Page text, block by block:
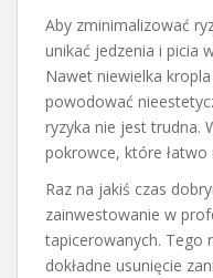
Aby zminimalizować
unikać jedzenia i picia
Nawet niewielka
powodować
ryzyka nie jest trudna.
pokrowce, które
Raz na jakiś czas
zainwestowanie w
tapicerowanych. Tego
dokładne usunięcie